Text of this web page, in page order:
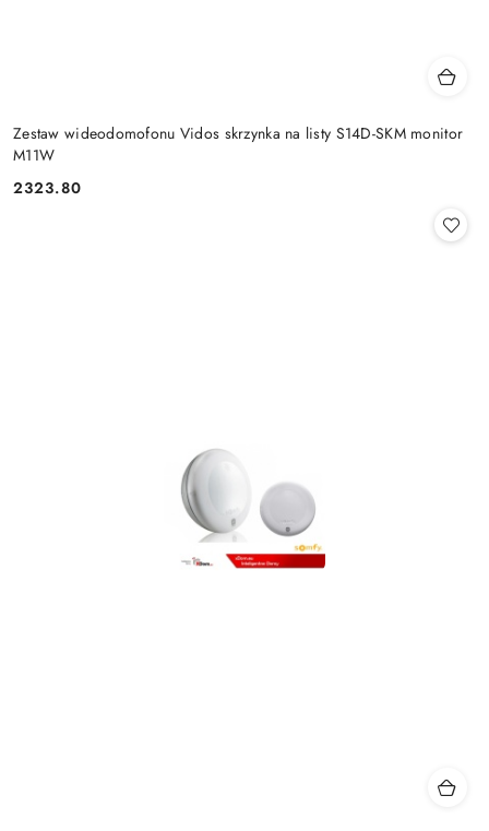
Zestaw wideodomofonu Vidos skrzynka na listy S14D-SKM monitor
M11W
Cena:
2323.80